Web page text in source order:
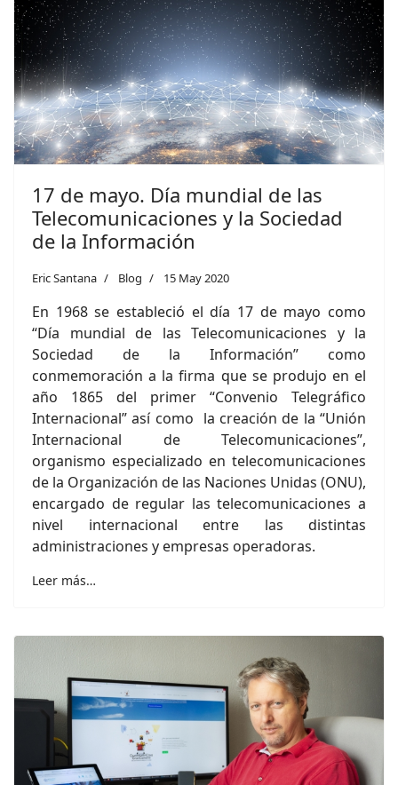
17 de mayo. Día mundial de las
Telecomunicaciones y la Sociedad
de la Información
Eric Santana Blog 15 May 2020
En 1968 se estableció el día 17 de mayo como
“Día mundial de las Telecomunicaciones y la
Sociedad de la Información” como
conmemoración a la firma que se produjo en el
año 1865 del primer “Convenio Telegráfico
Internacional” así como la creación de la “Unión
Internacional de Telecomunicaciones”,
organismo especializado en telecomunicaciones
de la Organización de las Naciones Unidas (ONU),
encargado de regular las telecomunicaciones a
nivel internacional entre las distintas
administraciones y empresas operadoras.
Leer más…